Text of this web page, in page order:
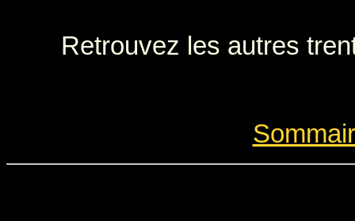
Retrouvez les autres